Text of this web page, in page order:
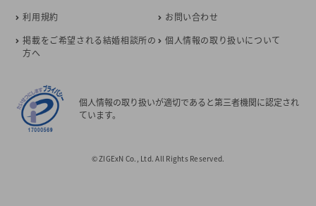
利用規約
お問い合わせ
掲載をご希望される結婚相談所の
方へ
個人情報の取り扱いについて
個人情報の取り扱いが適切であると第三者機関に認定され
ています。
© ZIGExN Co., Ltd. All Rights Reserved.